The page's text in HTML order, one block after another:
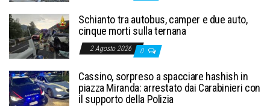
Schianto tra autobus, camper e due auto,
cinque morti sulla ternana
2 Agosto 2026 0
Cassino, sorpreso a spacciare hashish in
piazza Miranda: arrestato dai Carabinieri con
il supporto della Polizia